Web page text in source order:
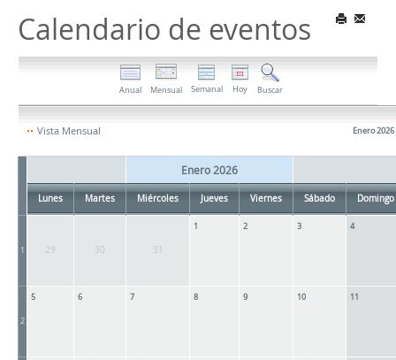
Calendario de eventos
Anual Mensual Semanal Hoy Buscar
Vista Mensual Enero 2026
Enero 2026
Lunes Martes Miércoles Jueves Viernes Sábado Domingo
1 29 30 31
1 2 3 4
2
5 6 7 8 9 10 11